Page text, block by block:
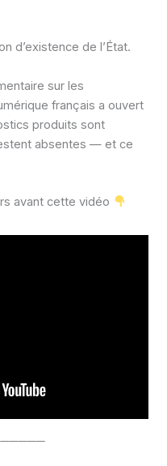
d’existence de l’État.
sur les
français a ouvert
produits sont
absentes — et ce
avant cette vidéo